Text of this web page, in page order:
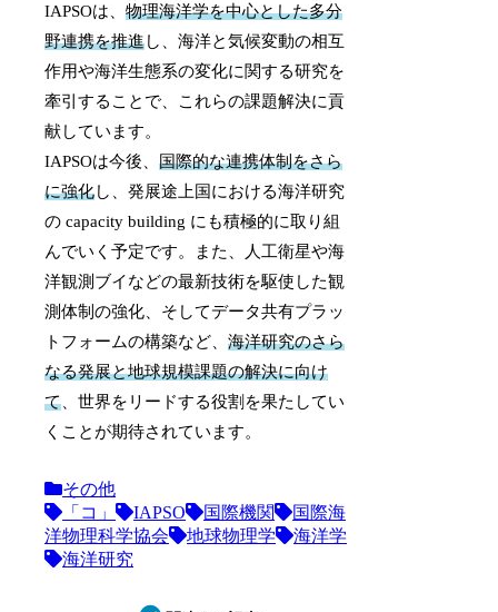
IAPSOは、物理海洋学を中心とした多分
野連携を推進し、海洋と気候変動の相互
作用や海洋生態系の変化に関する研究を
牽引することで、これらの課題解決に貢
献しています。
IAPSOは今後、国際的な連携体制をさら
に強化し、発展途上国における海洋研究
の capacity building にも積極的に取り組
んでいく予定です。また、人工衛星や海
洋観測ブイなどの最新技術を駆使した観
測体制の強化、そしてデータ共有プラッ
トフォームの構築など、海洋研究のさら
なる発展と地球規模課題の解決に向け
て 、世界をリードする役割を果たしてい
くことが期待されています。
その他
「コ」
IAPSO 国際機関
国際海
洋物理科学協会
地球物理学
海洋学
海洋研究